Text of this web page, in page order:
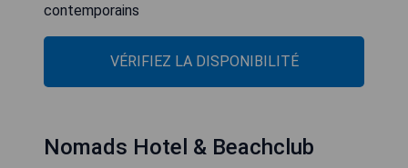
contemporains
VÉRIFIEZ LA DISPONIBILITÉ
Nomads Hotel & Beachclub